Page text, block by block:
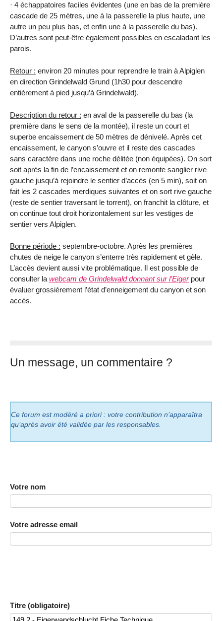
· 4 échappatoires faciles évidentes (une en bas de la première
cascade de 25 mètres, une à la passerelle la plus haute, une
autre un peu plus bas, et enfin une à la passerelle du bas).
D’autres sont peut-être également possibles en escaladant les
parois.
Retour : environ 20 minutes pour reprendre le train à Alpiglen
en direction Grindelwald Grund (1h30 pour descendre
entièrement à pied jusqu’à Grindelwald).
Description du retour : en aval de la passerelle du bas (la
première dans le sens de la montée), il reste un court et
superbe encaissement de 50 mètres de dénivelé. Après cet
encaissement, le canyon s’ouvre et il reste des cascades
sans caractère dans une roche délitée (non équipées). On sort
soit après la fin de l’encaissement et on remonte sanglier rive
gauche jusqu’à rejoindre le sentier d’accès (en 5 min), soit on
fait les 2 cascades merdiques suivantes et on sort rive gauche
(reste de sentier traversant le torrent), on franchit la clôture, et
on continue tout droit horizontalement sur les vestiges de
sentier vers Alpiglen.
Bonne période : septembre-octobre. Après les premières
chutes de neige le canyon s’enterre très rapidement et gèle.
L’accès devient aussi vite problématique. Il est possible de
consulter la webcam de Grindelwald donnant sur l’Eigerpour
évaluer grossièrement l’état d’enneigement du canyon et son
accès.
Un message, un commentaire ?
Ce forum est modéré a priori : votre contribution n’apparaîtra
qu’après avoir été validée par les responsables.
Votre nom
Votre adresse email
Titre (obligatoire)